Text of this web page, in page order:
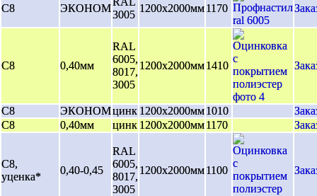
С8 ЭКОНОМ
3005
1200х2000мм1170
С8 0,40мм
RAL
6005,
8017,
3005
1200х2000мм1410
С8 ЭКОНОМцинк 1200х2000мм1010
С8
0,40мм цинк 1200х2000мм1170
С8,
уценка*
0,40-0,45
RAL
6005,
8017,
3005
1200х2000мм1100